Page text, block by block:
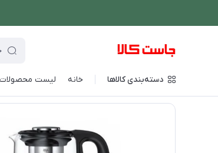
دسته‌بندی کالاها خانه لیست محصولات
فروشگاه اینترنتی جاست کالا نوشیدنی ساز چای